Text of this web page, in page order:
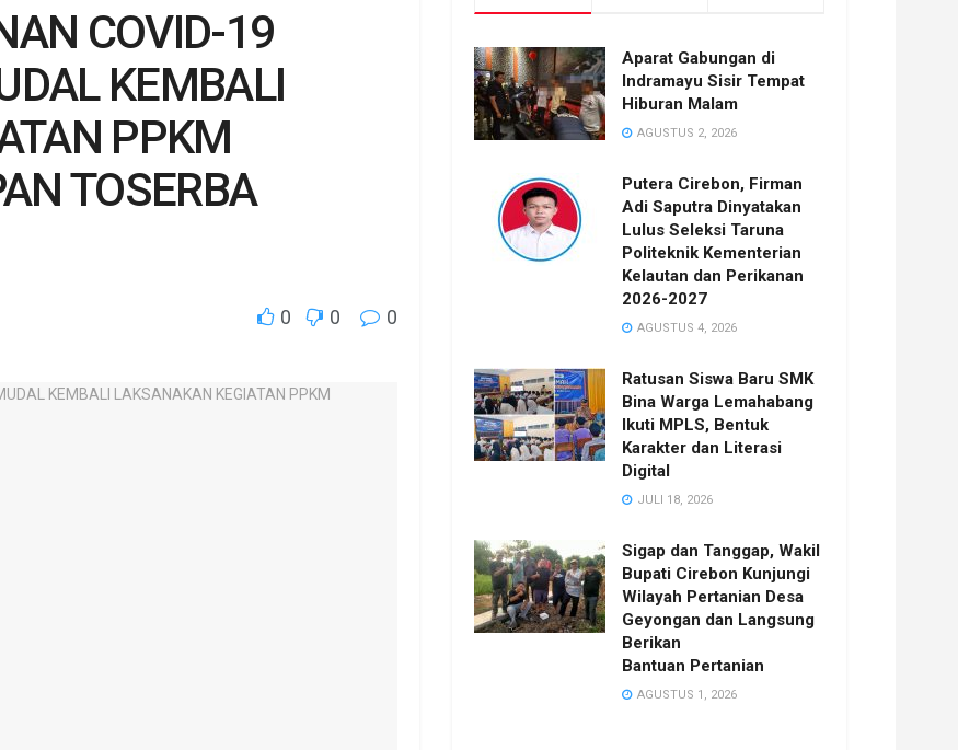
COVID-19
KEMBALI
PPKM
TOSERBA
0 0 0
Aparat Gabungan di
Indramayu Sisir Tempat
Hiburan Malam
AGUSTUS 2, 2026
Putera Cirebon, Firman
Adi Saputra Dinyatakan
Lulus Seleksi Taruna
Politeknik Kementerian
Kelautan dan Perikanan
2026-2027
AGUSTUS 4, 2026
Ratusan Siswa Baru SMK
Bina Warga Lemahabang
Ikuti MPLS, Bentuk
Karakter dan Literasi
Digital
JULI 18, 2026
Sigap dan Tanggap, Wakil
Bupati Cirebon Kunjungi
Wilayah Pertanian Desa
Geyongan dan Langsung
Berikan
Bantuan Pertanian
AGUSTUS 1, 2026